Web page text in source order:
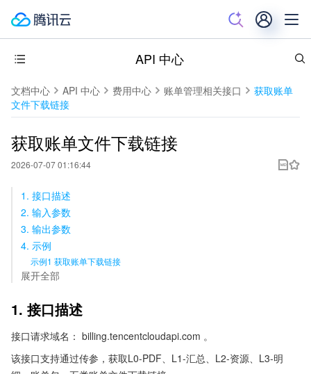
API 中心
文档中心 API 中心 费用中心 账单管理相关接口
获取账单
文件下载链接
获取账单文件下载链接
2026-07-07 01:16:44
1. 接口描述
2. 输入参数
3. 输出参数
4. 示例
示例1 获取账单下载链接
展开全部
1. 接口描述
接口请求域名： billing.tencentcloudapi.com 。
该接口支持通过传参，获取L0-PDF、L1-汇总、L2-资源、L3-明